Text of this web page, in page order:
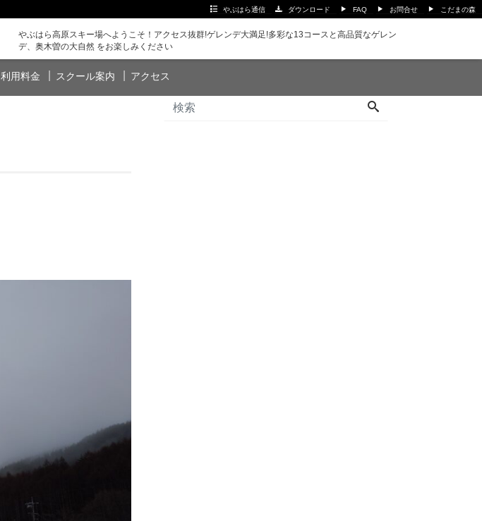
やぶはら通信 ダウンロード FAQ お問合せ こだまの森
やぶはら高原スキー場へようこそ！アクセス抜群!ゲレンデ大満足!多彩な13コースと高品質なゲレン
デ、奥木曽の大自然 をお楽しみください
利用料金 スクール案内 アクセス